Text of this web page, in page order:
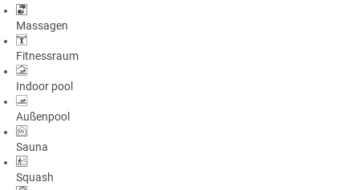
Massagen
Fitnessraum
Indoor pool
Außenpool
Sauna
Squash